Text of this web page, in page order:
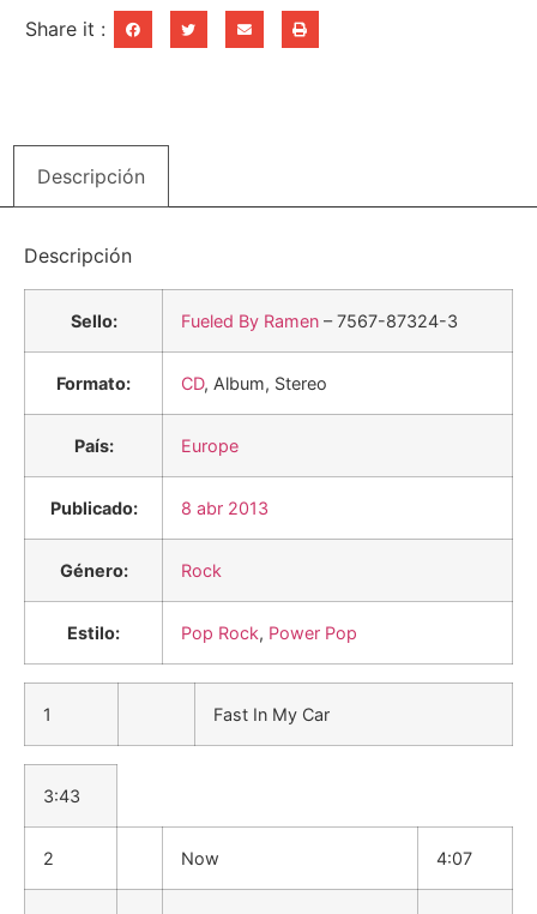
Share it :
Descripción
Descripción
Sello: Fueled By Ramen – 7567-87324-3
Formato: CD, Album, Stereo
País: Europe
Publicado: 8 abr 2013
Género: Rock
Estilo: Pop Rock, Power Pop
1 Fast In My Car
3:43
2 Now 4:07